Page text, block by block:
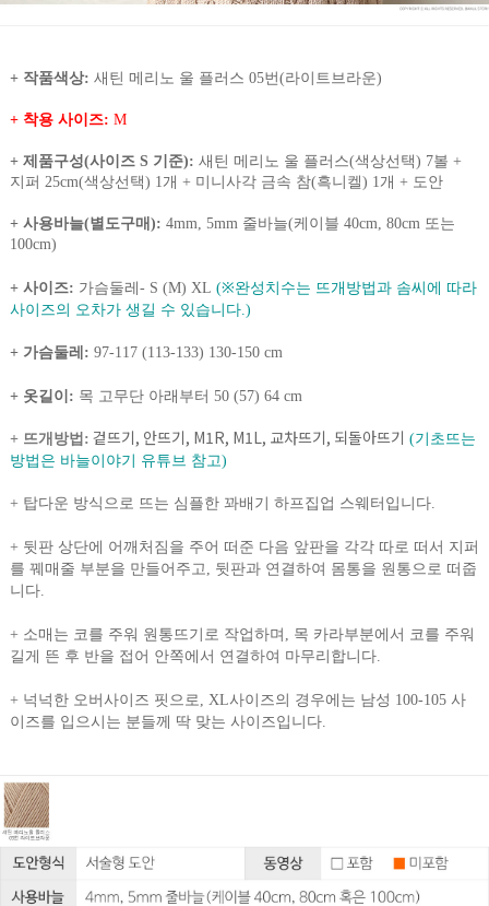
+ 작품색상: 새틴 메리노 울 플러스 05번(라이트브라운)
+ 착용 사이즈: M
+ 제품구성(사이즈 S 기준): 새틴 메리노 울 플러스(색상선택) 7볼 +
지퍼 25cm(색상선택) 1개 + 미니사각 금속 참(흑니켈) 1개 + 도안
+ 사용바늘(별도구매): 4mm, 5mm 줄바늘(케이블 40cm, 80cm 또는
100cm)
+ 사이즈: 가슴둘레- S (M) XL (※완성치수는 뜨개방법과 솜씨에 따라
사이즈의 오차가 생길 수 있습니다.)
+ 가슴둘레: 97-117 (113-133) 130-150 cm
+ 옷길이: 목 고무단 아래부터 50 (57) 64 cm
+ 뜨개방법: 겉뜨기, 안뜨기, M1R, M1L, 교차뜨기, 되돌아뜨기 (기초뜨는
방법은 바늘이야기 유튜브 참고)
+ 탑다운 방식으로 뜨는 심플한 꽈배기 하프집업 스웨터입니다.
+ 뒷판 상단에 어깨처짐을 주어 떠준 다음 앞판을 각각 따로 떠서 지퍼
를 꿰매줄 부분을 만들어주고, 뒷판과 연결하여 몸통을 원통으로 떠줍
니다.
+ 소매는 코를 주워 원통뜨기로 작업하며, 목 카라부분에서 코를 주워
길게 뜬 후 반을 접어 안쪽에서 연결하여 마무리합니다.
+ 넉넉한 오버사이즈 핏으로, XL사이즈의 경우에는 남성 100-105 사
이즈를 입으시는 분들께 딱 맞는 사이즈입니다.